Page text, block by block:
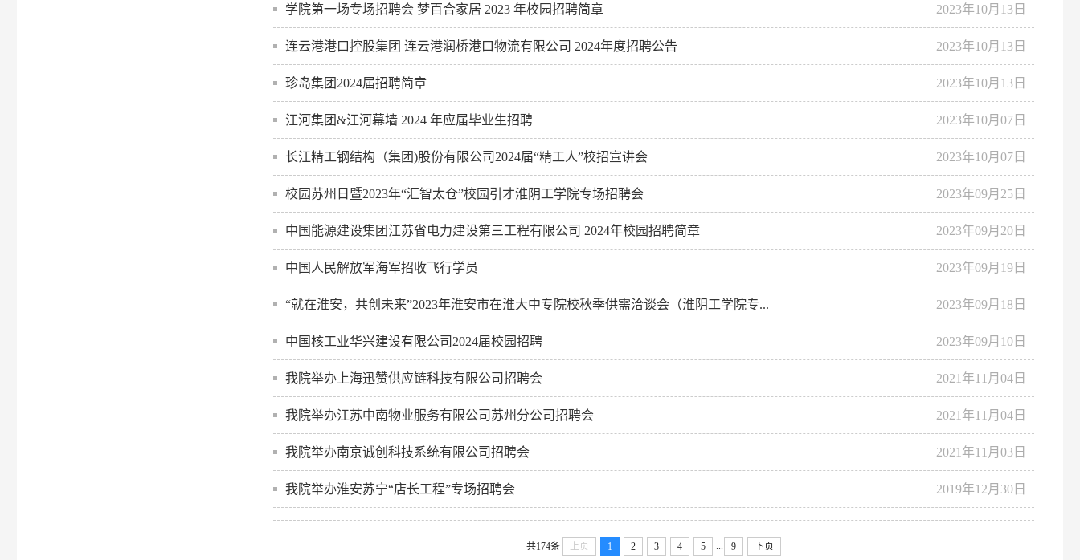
2023年10月13日
学院第一场专场招聘会 梦百合家居 2023 年校园招聘简章
2023年10月13日
连云港港口控股集团 连云港润桥港口物流有限公司 2024年度招聘公告
2023年10月13日
珍岛集团2024届招聘简章
2023年10月07日
江河集团&江河幕墙 2024 年应届毕业生招聘
2023年10月07日
长江精工钢结构（集团)股份有限公司2024届“精工人”校招宣讲会
2023年09月25日
校园苏州日暨2023年“汇智太仓”校园引才淮阴工学院专场招聘会
2023年09月20日
中国能源建设集团江苏省电力建设第三工程有限公司 2024年校园招聘简章
2023年09月19日
中国人民解放军海军招收飞行学员
2023年09月18日
“就在淮安，共创未来”2023年淮安市在淮大中专院校秋季供需洽谈会（淮阴工学院专...
2023年09月10日
中国核工业华兴建设有限公司2024届校园招聘
2021年11月04日
我院举办上海迅赞供应链科技有限公司招聘会
2021年11月04日
我院举办江苏中南物业服务有限公司苏州分公司招聘会
2021年11月03日
我院举办南京诚创科技系统有限公司招聘会
2019年12月30日
我院举办淮安苏宁“店长工程”专场招聘会
共174条 上页 1 2 3 4 5 9 下页